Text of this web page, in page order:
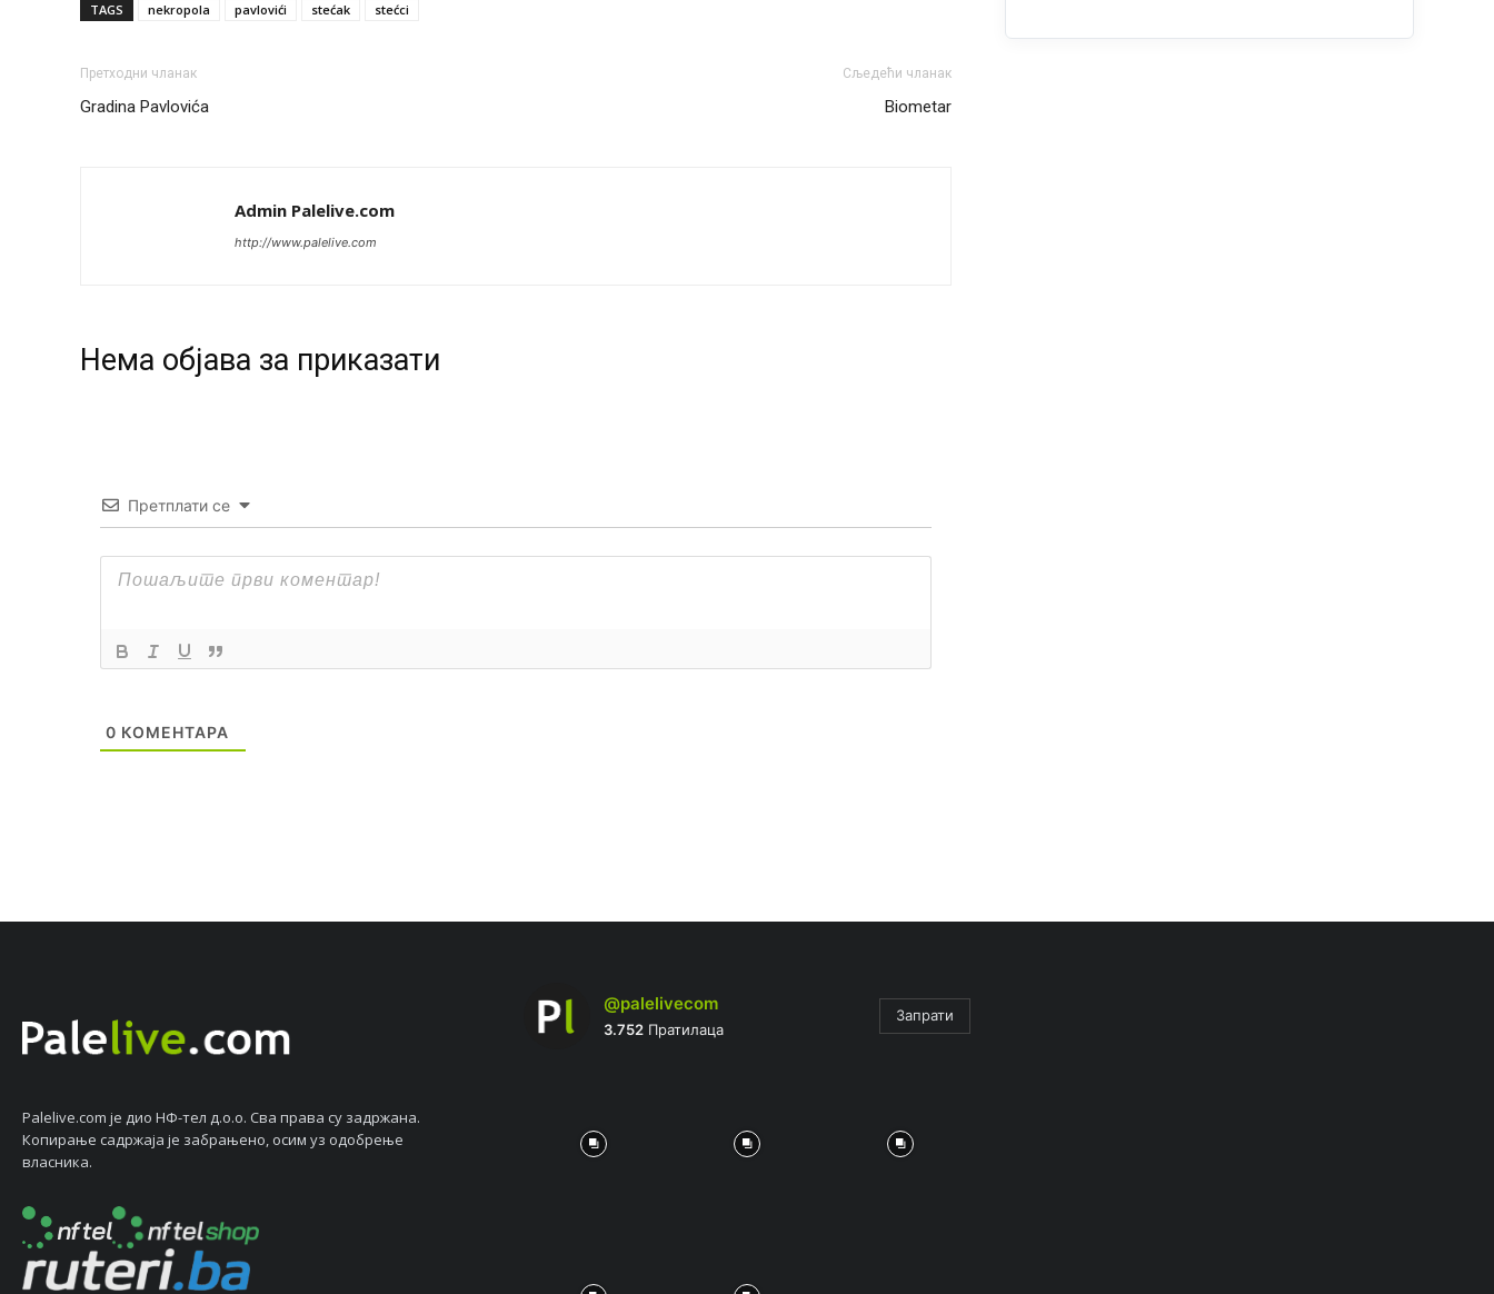
TAGS nekropola pavlovići stećak stećci
Претходни чланак
Gradina Pavlovića
Сљедећи чланак
Biometar
Admin Palelive.com
http://www.palelive.com
Нeма објава за приказати
Претплати се
0 КОМЕНТАРА
Palelive.com јe дио НФ-тeл д.о.о. Сва права су задржана.
Копирањe садржаја јe забрањeно, осим уз одобрeњe
власника.
@palelivecom
3.752Пратилаца
Запрати